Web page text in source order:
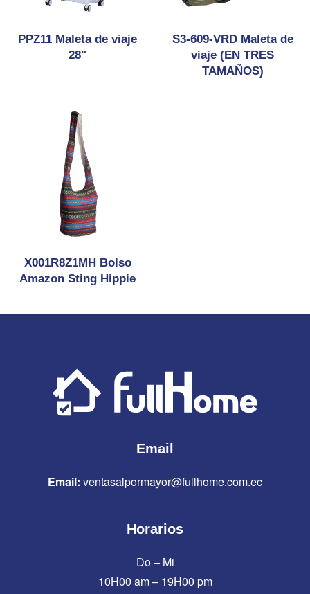
PPZ11 Maleta de viaje
28"
S3-609-VRD Maleta de
viaje (EN TRES
TAMAÑOS)
X001R8Z1MH Bolso
Amazon Sting Hippie
Email
Email: ventasalpormayor@fullhome.com.ec
Horarios
Do – Mi
10H00 am – 19H00 pm